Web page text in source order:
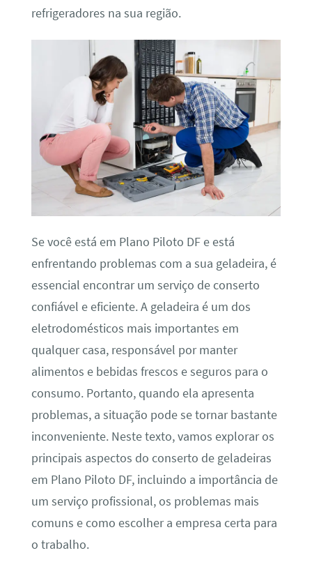
refrigeradores na sua região.
Se você está em Plano Piloto DF e está
enfrentando problemas com a sua geladeira, é
essencial encontrar um serviço de conserto
confiável e eficiente. A geladeira é um dos
eletrodomésticos mais importantes em
qualquer casa, responsável por manter
alimentos e bebidas frescos e seguros para o
consumo. Portanto, quando ela apresenta
problemas, a situação pode se tornar bastante
inconveniente. Neste texto, vamos explorar os
principais aspectos do conserto de geladeiras
em Plano Piloto DF, incluindo a importância de
um serviço profissional, os problemas mais
comuns e como escolher a empresa certa para
o trabalho.